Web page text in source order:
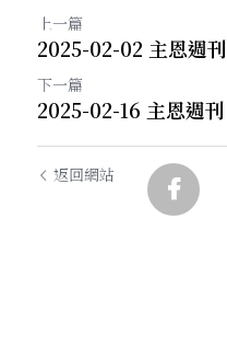
上一篇
2025-02-02 主恩週刊
下一篇
2025-02-16 主恩週刊
返回網站